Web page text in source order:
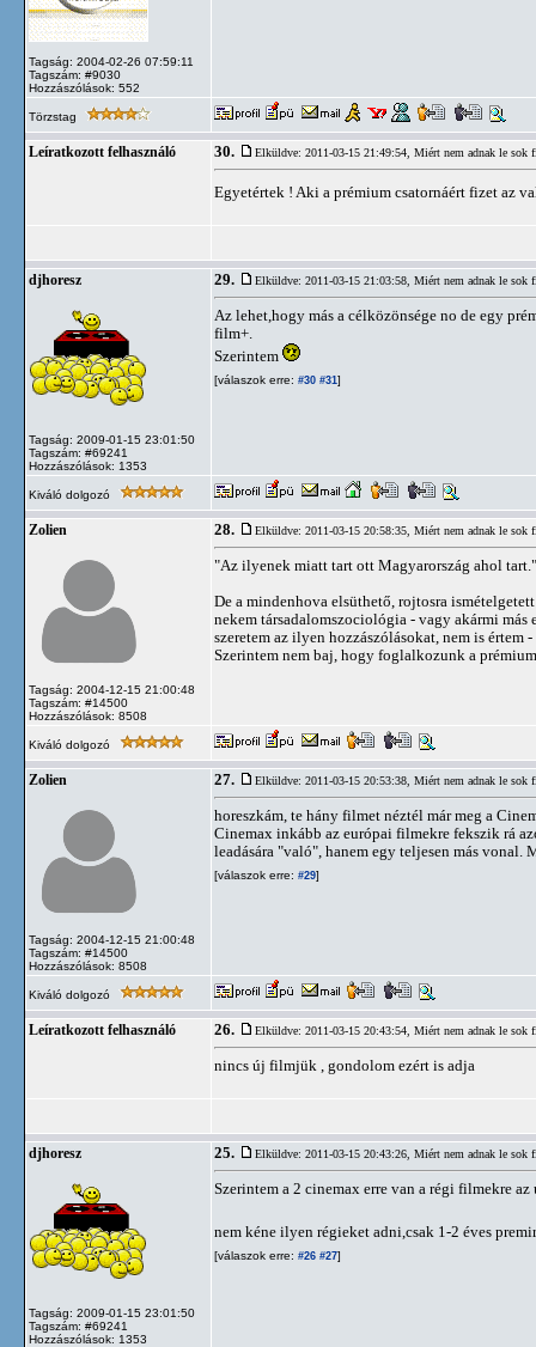
Tagság: 2004-02-26 07:59:11
Tagszám: #9030
Hozzászólások: 552
Törzstag
Leíratkozott felhasználó 30. Elküldve: 2011-03-15 21:49:54, Miért nem adnak le sok
Egyetértek ! Aki a prémium csatornáért fizet az
djhoresz
Tagság: 2009-01-15 23:01:50
Tagszám: #69241
Hozzászólások: 1353
29. Elküldve: 2011-03-15 21:03:58, Miért nem adnak le sok
Az lehet,hogy más a célközönsége no de egy
film+.
Szerintem
[válaszok erre: #30 #31]
Kiváló dolgozó
Zolien
Tagság: 2004-12-15 21:00:48
Tagszám: #14500
Hozzászólások: 8508
28. Elküldve: 2011-03-15 20:58:35, Miért nem adnak le sok
"Az ilyenek miatt tart ott Magyarország ahol tart."
De a mindenhova elsüthető, rojtosra
nekem társadalomszociológia - vagy akármi
szeretem az ilyen hozzászólásokat, nem is értem
Szerintem nem baj, hogy foglalkozunk a
Kiváló dolgozó
Zolien
Tagság: 2004-12-15 21:00:48
Tagszám: #14500
Hozzászólások: 8508
27. Elküldve: 2011-03-15 20:53:38, Miért nem adnak le sok
horeszkám, te hány filmet néztél már meg a
Cinemax inkább az európai filmekre fekszik rá
leadására "való", hanem egy teljesen más
[válaszok erre: #29]
Kiváló dolgozó
Leíratkozott felhasználó 26. Elküldve: 2011-03-15 20:43:54, Miért nem adnak le sok
nincs új filmjük , gondolom ezért is adja
djhoresz
Tagság: 2009-01-15 23:01:50
Tagszám: #69241
Hozzászólások: 1353
25. Elküldve: 2011-03-15 20:43:26, Miért nem adnak le sok
Szerintem a 2 cinemax erre van a régi filmekre
nem kéne ilyen régieket adni,csak 1-2 éves
[válaszok erre: #26 #27]